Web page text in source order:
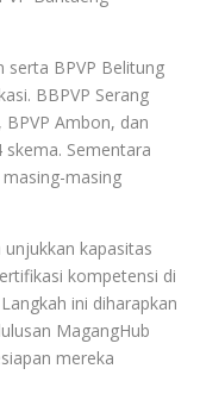
serta BPVP Belitung
BBPVP Serang
Ambon, dan
skema. Sementara
masing
kapasitas
kompetensi di
ini diharapkan
MagangHub
mereka